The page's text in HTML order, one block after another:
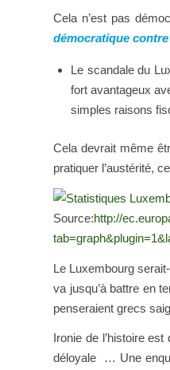
Cela n’est pas
démocratique
Le scandale du
fort avantageux
simples raisons
Cela devrait même
pratiquer l’austérité,
Source:http://
Le Luxembourg
va jusqu’à battre en
penseraient grecs
Ironie de l’histoire
déloyale … Une